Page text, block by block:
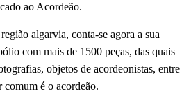
ao Acordeão.
algarvia, conta-se agora a sua
com mais de 1500 peças, das quais
objetos de acordeonistas, entre
é o acordeão.